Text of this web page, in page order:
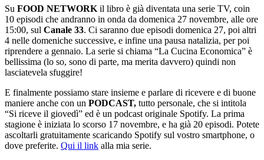
Su FOOD NETWORK il libro è già diventata una serie TV, coin
10 episodi che andranno in onda da domenica 27 novembre, alle ore
15:00, sul Canale 33. Ci saranno due episodi domenica 27, poi altri
4 nelle domeniche successive, e infine una pausa natalizia, per poi
riprendere a gennaio. La serie si chiama “La Cucina Economica” è
bellissima (lo so, sono di parte, ma merita davvero) quindi non
lasciatevela sfuggire!
E finalmente possiamo stare insieme e parlare di ricevere e di buone
maniere anche con un PODCAST, tutto personale, che si intitola
“Si riceve il giovedì” ed è un podcast originale Spotify. La prima
stagione è iniziata lo scorso 17 novembre, e ha già 20 episodi. Potete
ascoltarli gratuitamente scaricando Spotify sul vostro smartphone, o
dove preferite. Qui il link alla mia serie.